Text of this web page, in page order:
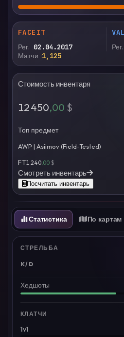
FACEIT
Рег. 02.04.2017
Матчи 1,125
Рег.
Стоимость инвентаря
12 450,00 $
Топ предмет
AWP | Asiimov (Field-Tested)
FT1 240 ,00 $
Смотреть инвентарь
Посчитать инвентарь
Статистика По картам
СТРЕЛЬБА
K/D
Хедшоты
КЛАТЧИ
1v1